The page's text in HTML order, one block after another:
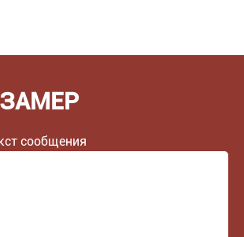
сообщения